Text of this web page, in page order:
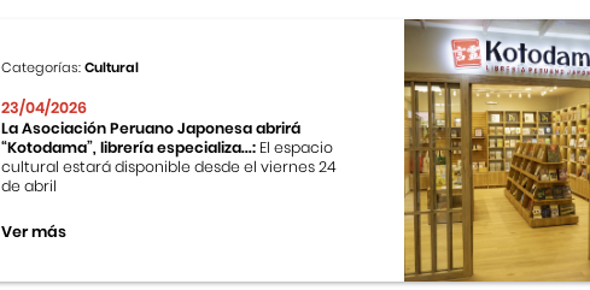
Categorías:Cultural
23/04/2026
La Asociación Peruano Japonesa abrirá
“Kotodama”, librería especializa...: El espacio
cultural estará disponible desde el viernes 24
de abril
Ver más